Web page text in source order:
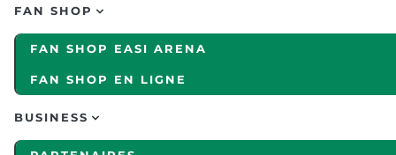
FAN SHOP
FAN SHOP EASI ARENA
FAN SHOP EN LIGNE
BUSINESS